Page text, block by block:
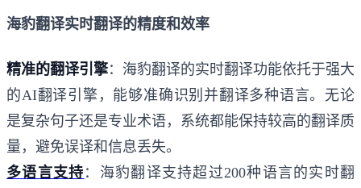
海豹翻译实时翻译的精度和效率
精准的翻译引擎：海豹翻译的实时翻译功能依托于强大
的AI翻译引擎，能够准确识别并翻译多种语言。无论
是复杂句子还是专业术语，系统都能保持较高的翻译质
量，避免误译和信息丢失。
多语言支持 ：海豹翻译支持超过200种语言的实时翻